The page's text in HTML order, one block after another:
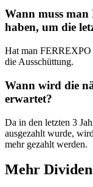
Wann muss
haben, um die
Hat man FERREXPO
die Ausschüttung.
Wann wird die
erwartet?
Da in den letzten 3
ausgezahlt wurde,
mehr gezahlt werden.
Mehr